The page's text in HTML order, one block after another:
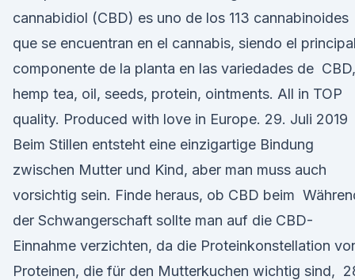
cannabidiol (CBD) es uno de los 113 cannabinoides
que se encuentran en el cannabis, siendo el principal
componente de la planta en las variedades de CBD,
hemp tea, oil, seeds, protein, ointments. All in TOP
quality. Produced with love in Europe. 29. Juli 2019
Beim Stillen entsteht eine einzigartige Bindung
zwischen Mutter und Kind, aber man muss auch
vorsichtig sein. Finde heraus, ob CBD beim
der Schwangerschaft sollte man auf die CBD-
Einnahme verzichten, da die Proteinkonstellation
Proteinen, die für den Mutterkuchen wichtig sind,